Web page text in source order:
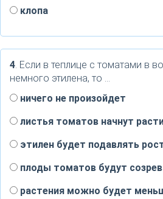
клопа
4. Если в теплице с томатами в
немного этилена, то ...
ничего не произойдет
листья томатов начнут
этилен будет подавлять
плоды томатов будут
растения можно будет